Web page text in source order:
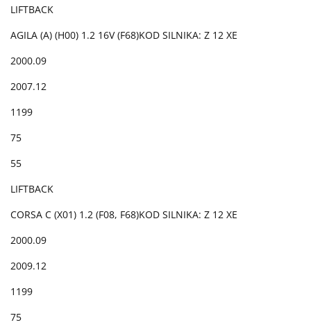
LIFTBACK
AGILA (A) (H00) 1.2 16V (F68)KOD SILNIKA: Z 12 XE
2000.09
2007.12
1199
75
55
LIFTBACK
CORSA C (X01) 1.2 (F08, F68)KOD SILNIKA: Z 12 XE
2000.09
2009.12
1199
75